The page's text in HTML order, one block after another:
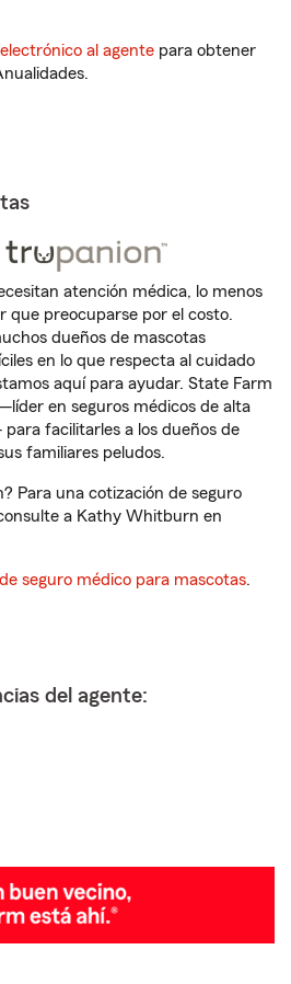
al agente para obtener
atención médica, lo menos
que preocuparse por el costo.
dueños de mascotas
en lo que respecta al cuidado
aquí para ayudar. State Farm
en seguros médicos de alta
facilitarles a los dueños de
familiares peludos.
Para una cotización de seguro
a Kathy Whitburn en
seguro médico para mascotas.
del agente: